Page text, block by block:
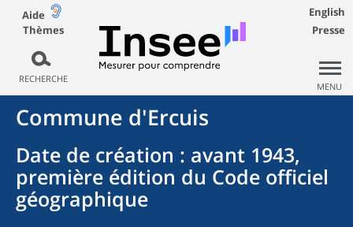
Aide
Thèmes
RECHERCHE
English
Presse
MENU
Commune d'Ercuis
Date de création : avant 1943,
première édition du Code officiel
géographique